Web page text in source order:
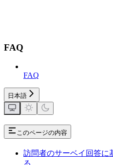
FAQ
FAQ
日本語
このページの内容
訪問者のサーベイ回答に
る